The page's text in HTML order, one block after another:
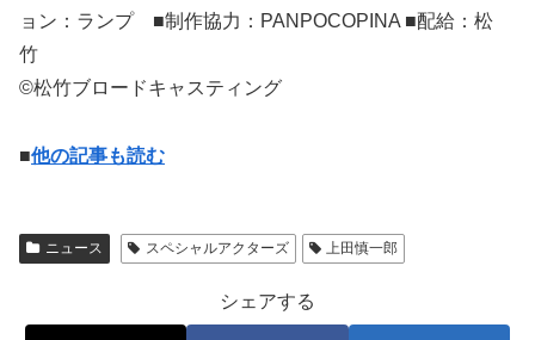
ョン：ランプ ■制作協力：PANPOCOPINA ■配給：松
竹
©松竹ブロードキャスティング
■他の記事も読む
ニュース スペシャルアクターズ 上田慎一郎
シェアする